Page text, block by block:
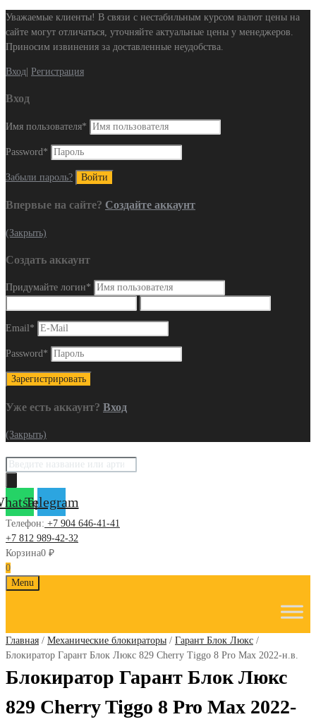
Уважаемые клиенты! В связи с нестабильным курсом валют цены на
сайте могут отличаться, уточняйте актуальные цены у менеджеров.
Приносим извинения за доставленные неудобства.
Вход Регистрация
Вход
Имя пользователя*
Password *
Забыли пароль?
Впервые на сайте? Создайте аккаунт
(Закрыть)
Создать аккаунт
Придумайте логин*
Email*
Password*
Уже есть аккаунт? Вход
(Закрыть)
Поиск
Telegram
Телефон: +7 904 646-41-41
+7 812 989-42-32
Корзина0 ₽
0
Skip
Menu
Главная / Механические блокираторы / Гарант Блок Люкс /
Блокиратор Гарант Блок Люкс 829 Cherry Tiggo 8 Pro Max 2022-н.в.
Блокиратор Гарант Блок Люкс
829 Cherry Tiggo 8 Pro Max 2022-